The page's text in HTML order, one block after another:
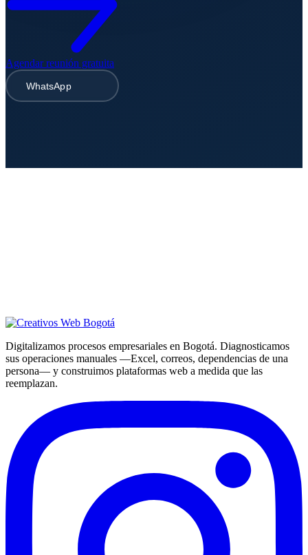
Agendar reunión gratuita
WhatsApp
Digitalizamos procesos empresariales en Bogotá. Diagnosticamos
sus operaciones manuales —Excel, correos, dependencias de una
persona— y construimos plataformas web a medida que las
reemplazan.